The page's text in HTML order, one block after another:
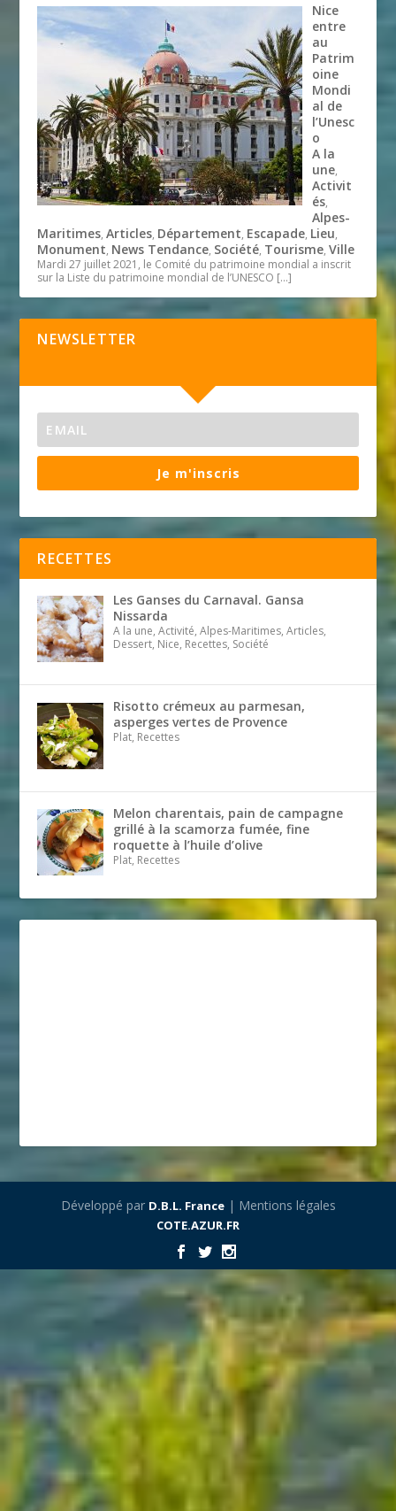
Nice
entre
au
Patrim
oine
Mondi
al de
l’Unesc
o
A la
une,
Activit
és,
Alpes-
Maritimes,Articles, Département, Escapade, Lieu,
Monument, News Tendance, Société, Tourisme,Ville
Mardi 27 juillet 2021, le Comité du patrimoine mondial a inscrit
sur la Liste du patrimoine mondial de l’UNESCO […]
NEWSLETTER
Je m'inscris
RECETTES
Les Ganses du Carnaval. Gansa
Nissarda
A la une, Activité, Alpes-Maritimes, Articles,
Dessert, Nice, Recettes, Société
Risotto crémeux au parmesan,
asperges vertes de Provence
Plat, Recettes
Melon charentais, pain de campagne
grillé à la scamorza fumée, fine
roquette à l’huile d’olive
Plat, Recettes
Développé par D.B.L. France| Mentions légales
COTE.AZUR.FR